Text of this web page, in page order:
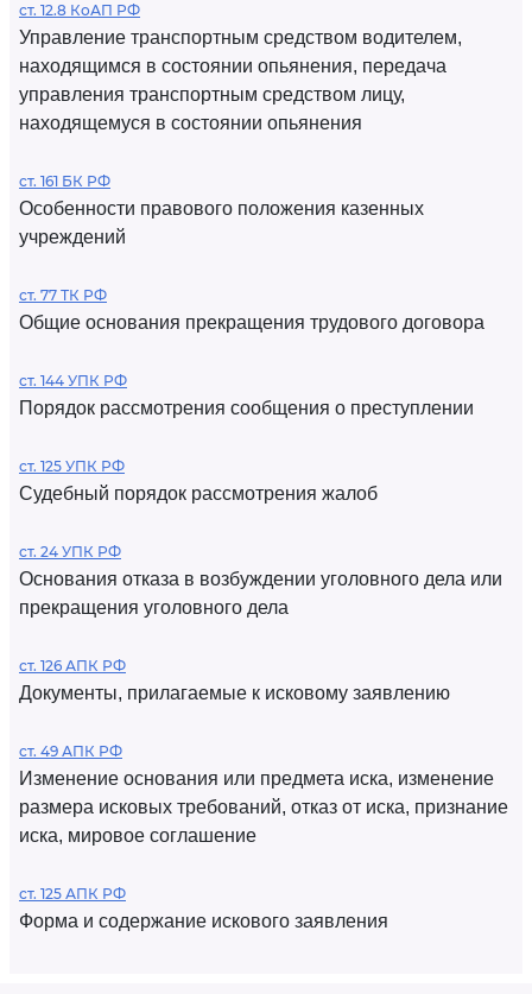
ст. 12.8 КоАП РФ
Управление транспортным средством водителем,
находящимся в состоянии опьянения, передача
управления транспортным средством лицу,
находящемуся в состоянии опьянения
ст. 161 БК РФ
Особенности правового положения казенных
учреждений
ст. 77 ТК РФ
Общие основания прекращения трудового договора
ст. 144 УПК РФ
Порядок рассмотрения сообщения о преступлении
ст. 125 УПК РФ
Судебный порядок рассмотрения жалоб
ст. 24 УПК РФ
Основания отказа в возбуждении уголовного дела или
прекращения уголовного дела
ст. 126 АПК РФ
Документы, прилагаемые к исковому заявлению
ст. 49 АПК РФ
Изменение основания или предмета иска, изменение
размера исковых требований, отказ от иска, признание
иска, мировое соглашение
ст. 125 АПК РФ
Форма и содержание искового заявления